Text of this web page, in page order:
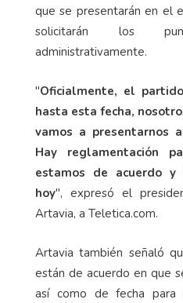
que se presentarán en el
solicitarán los
administrativamente.
"Oficialmente, el
hasta esta fecha,
vamos a presentarnos
Hay reglamentación
estamos de acuerdo y
hoy", expresó el
Artavia, a Teletica.com.
Artavia también señaló
están de acuerdo en que
así como de fecha para